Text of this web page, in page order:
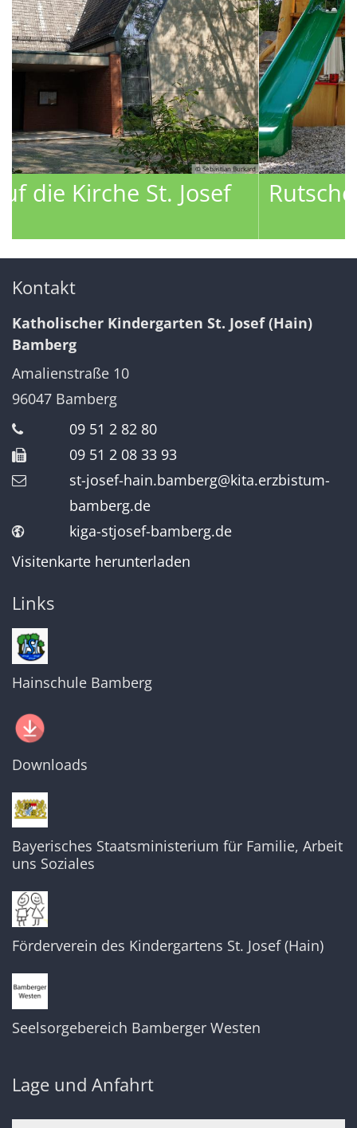
© Marietta Schmitt
Rutsche im Garten
Kontakt
Katholischer Kindergarten St. Josef (Hain)
Bamberg
Amalienstraße 10
96047 Bamberg
09 51 2 82 80
09 51 2 08 33 93
st-josef-hain.bamberg@kita.erzbistum-
bamberg.de
kiga-stjosef-bamberg.de
Visitenkarte herunterladen
Links
Hainschule Bamberg
Downloads
Bayerisches Staatsministerium für Familie, Arbeit
uns Soziales
Förderverein des Kindergartens St. Josef (Hain)
Seelsorgebereich Bamberger Westen
Lage und Anfahrt